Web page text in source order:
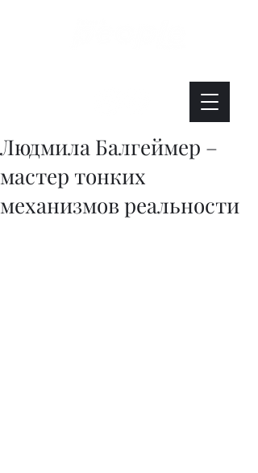
Людмила Балгеймер –
мастер тонких
механизмов реальности